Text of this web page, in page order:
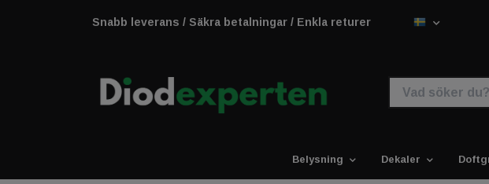
Snabb leverans / Säkra betalningar / Enkla returer
Belysning Dekaler